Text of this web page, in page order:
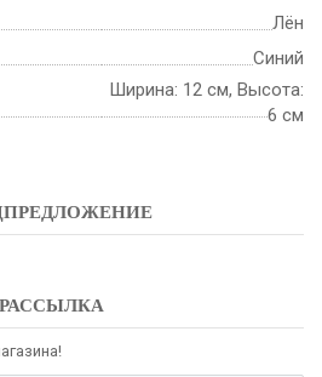
Лён
Синий
Ширина: 12 см, Высота:
6 см
РАССЫЛКА